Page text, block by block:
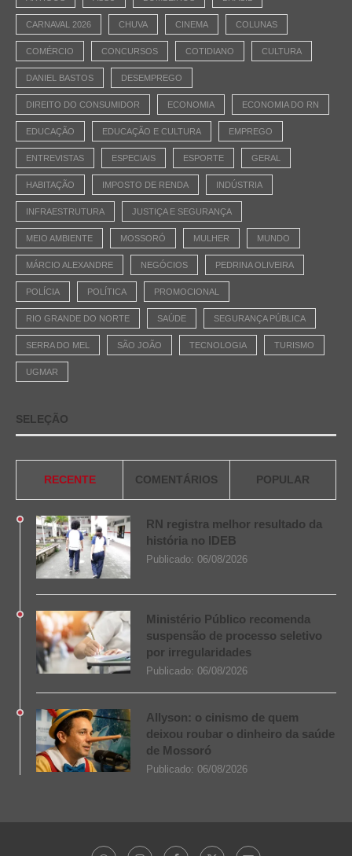
CARNAVAL 2026 CHUVA CINEMA COLUNAS
COMÉRCIO CONCURSOS COTIDIANO CULTURA
DANIEL BASTOS DESEMPREGO
DIREITO DO CONSUMIDOR ECONOMIA ECONOMIA DO RN
EDUCAÇÃO EDUCAÇÃO E CULTURA EMPREGO
ENTREVISTAS ESPECIAIS ESPORTE GERAL
HABITAÇÃO IMPOSTO DE RENDA INDÚSTRIA
INFRAESTRUTURA JUSTIÇA E SEGURANÇA
MEIO AMBIENTE MOSSORÓ MULHER MUNDO
MÁRCIO ALEXANDRE NEGÓCIOS PEDRINA OLIVEIRA
POLÍCIA POLÍTICA PROMOCIONAL
RIO GRANDE DO NORTE SAÚDE SEGURANÇA PÚBLICA
SERRA DO MEL SÃO JOÃO TECNOLOGIA TURISMO
UGMAR
SELEÇÃO
RECENTE COMENTÁRIOS POPULAR
RN registra melhor resultado da
história no IDEB
Publicado: 06/08/2026
Ministério Público recomenda
suspensão de processo seletivo
por irregularidades
Publicado: 06/08/2026
Allyson: o cinismo de quem
deixou roubar o dinheiro da saúde
de Mossoró
Publicado: 06/08/2026